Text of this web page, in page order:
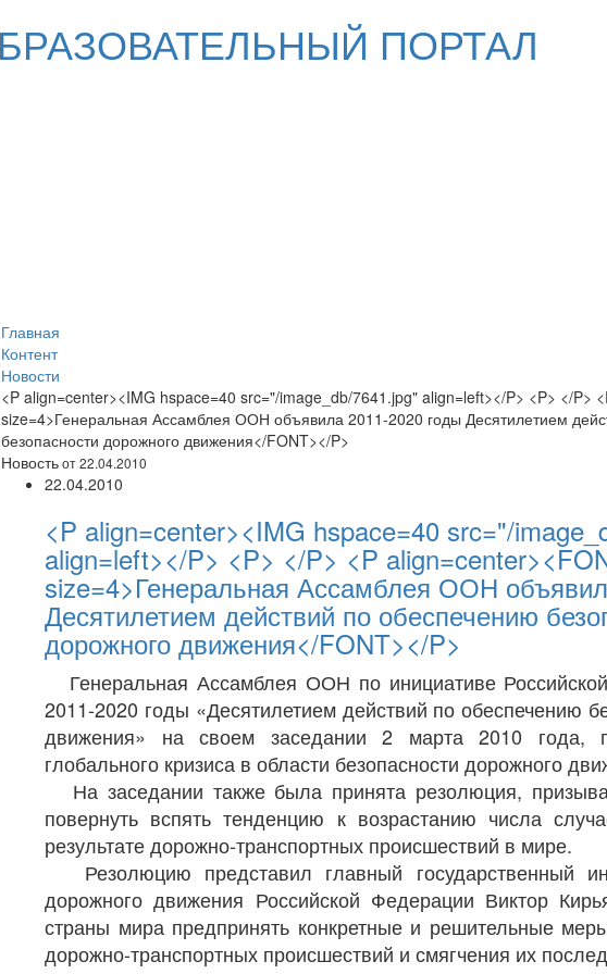
ПОРТАЛ
Главная
Контент
Новости
<P align=center><IMG hspace=40 src="/image_db/7641.jpg" align=left></P> <P> </P>
size=4>Генеральная Ассамблея ООН объявила 2011-2020 годы Десятилетием
безопасности дорожного движения</FONT></P>
Новостьот 22.04.2010
22.04.2010
<P align=center><IMG hspace=40 src="/
align=left></P> <P> </P> <P
size=4>Генеральная Ассамблея ООН
Десятилетием действий по обеспечению
дорожного движения</FONT></P>
Генеральная Ассамблея ООН по инициативе
2011-2020 годы «Десятилетием действий по обеспечению
движения» на своем заседании 2 марта 2010 года,
глобального кризиса в области безопасности дорожного
На заседании также была принята резолюция,
повернуть вспять тенденцию к возрастанию числа
результате дорожно-транспортных происшествий в мире.
Резолюцию представил главный государственный
дорожного движения Российской Федерации Виктор
страны мира предпринять конкретные и решительные
дорожно-транспортных происшествий и смягчения их